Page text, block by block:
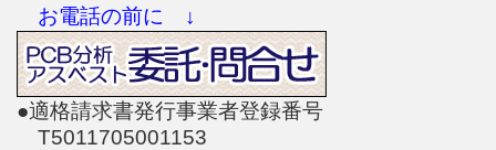
お電話の前に ↓
●適格請求書発行事業者登録番号
T5011705001153